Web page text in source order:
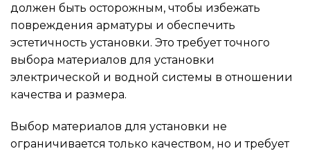
должен быть осторожным, чтобы избежать
повреждения арматуры и обеспечить
эстетичность установки. Это требует точного
выбора материалов для установки
электрической и водной системы в отношении
качества и размера.
Выбор материалов для установки не
ограничивается только качеством, но и требует